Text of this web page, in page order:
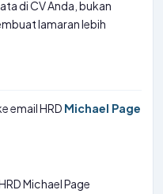
di CV Anda, bukan
lamaran lebih
email HRD Michael Page
Michael Page